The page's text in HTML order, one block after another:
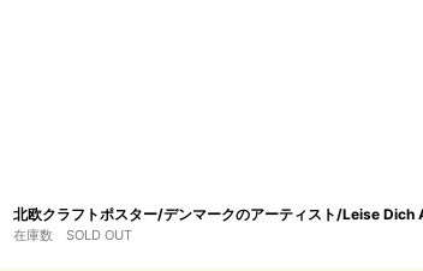
北欧クラフトポスター/デンマークのアーティスト/Leise
在庫数 SOLD OUT